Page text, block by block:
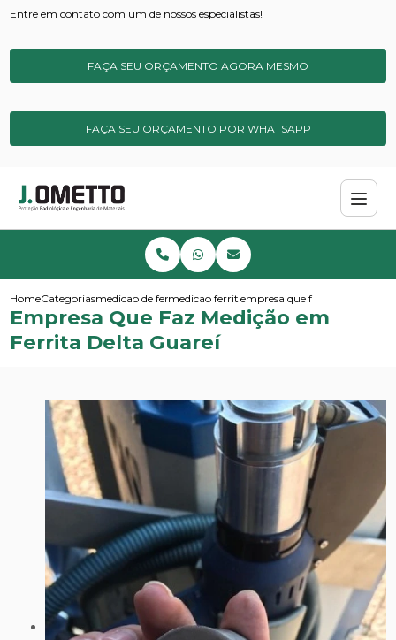
Entre em contato com um de nossos especialistas!
FAÇA SEU ORÇAMENTO AGORA MESMO
FAÇA SEU ORÇAMENTO POR WHATSAPP
HomeCategoriasmedicao de ferritamedicao ferrita de campoempresa que faz medicao em
Empresa Que Faz Medição em
Ferrita Delta Guareí